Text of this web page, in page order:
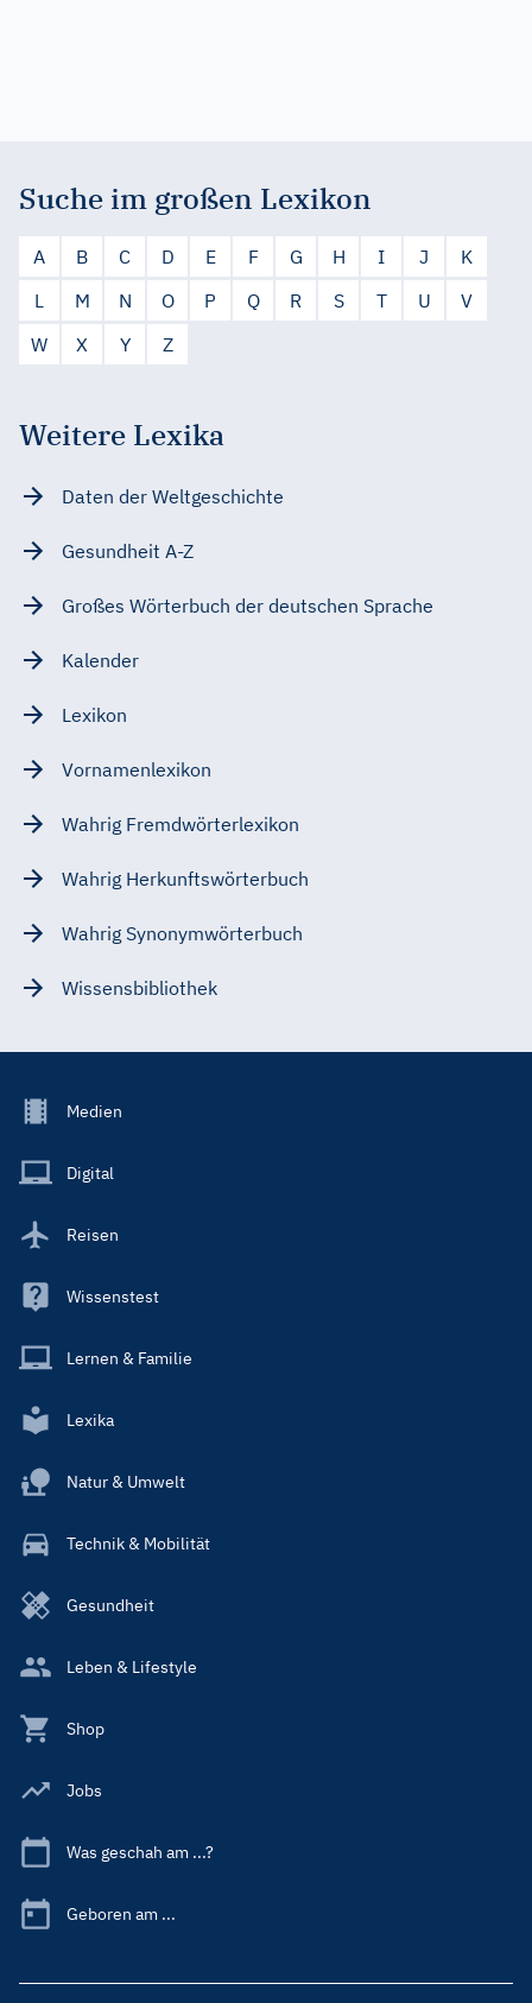
Suche im großen Lexikon
A B C D E F G H I J
K
L
M N O P Q R S T U
V
W
X Y Z
Weitere Lexika
Daten der Weltgeschichte
Gesundheit A-Z
Großes Wörterbuch der deutschen Sprache
Kalender
Lexikon
Vornamenlexikon
Wahrig Fremdwörterlexikon
Wahrig Herkunftswörterbuch
Wahrig Synonymwörterbuch
Wissensbibliothek
Footer
Main
Medien
Digital
Reisen
Wissenstest
Lernen & Familie
Lexika
Natur & Umwelt
Technik & Mobilität
Gesundheit
Leben & Lifestyle
Shop
Jobs
Was geschah am ...?
Geboren am ...